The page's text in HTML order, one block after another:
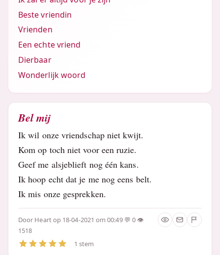
Beste vriendin
Vrienden
Een echte vriend
Dierbaar
Wonderlijk woord
Bel mij
Ik wil onze vriendschap niet kwijt.
Kom op toch niet voor een ruzie.
Geef me alsjeblieft nog één kans.
Ik hoop echt dat je me nog eens belt.
Ik mis onze gesprekken.
Door Heartop 18-04-2021 om 00:49
0
1518
1 stem